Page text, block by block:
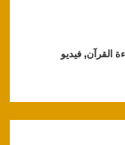
القرآن, فيديو